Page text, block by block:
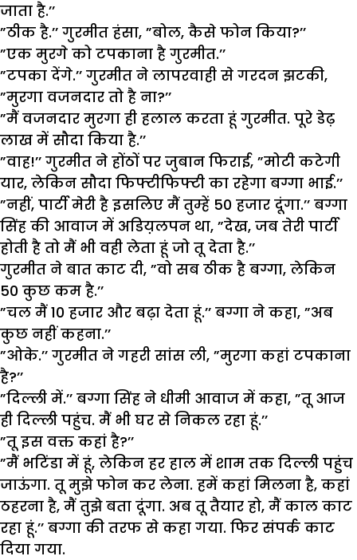
जाता है.’’
”ठीक है.’’ गुरमीत हंसा, ”बोल, कैसे फोन किया?’’
”एक मुरगे को टपकाना है गुरमीत.’’
”टपका देंगे.’’ गुरमीत ने लापरवाही से गरदन झटकी,
”मुरगा वजनदार तो है ना?’’
”मैं वजनदार मुरगा ही हलाल करता हूं गुरमीत. पूरे डेढ़
लाख में सौदा किया है.’’
”वाह!’’ गुरमीत ने होंठों पर जुबान फिराई, ”मोटी कटेगी
यार, लेकिन सौदा फिफ्टीफिफ्टी का रहेगा बग्गा भाई.’’
”नहीं, पार्टी मेरी है इसलिए मैं तुम्हें 50 हजार दूंगा.’’ बग्गा
सिंह की आवाज में अडिय़लपन था, ”देख, जब तेरी पार्टी
होती है तो मैं भी वही लेता हूं जो तू देता है.’’
गुरमीत ने बात काट दी, ”वो सब ठीक है बग्गा, लेकिन
50 कुछ कम है.’’
”चल मैं 10 हजार और बढ़ा देता हूं.’’ बग्गा ने कहा, ”अब
कुछ नहीं कहना.’’
”ओके.’’ गुरमीत ने गहरी सांस ली, ”मुरगा कहां टपकाना
है?’’
”दिल्ली में.’’ बग्गा सिंह ने धीमी आवाज में कहा, ”तू आज
ही दिल्ली पहुंच. मैं भी घर से निकल रहा हूं.’’
”तू इस वक्त कहां है?’’
”मैं भटिंडा में हूं, लेकिन हर हाल में शाम तक दिल्ली पहुंच
जाऊंगा. तू मुझे फोन कर लेना. हमें कहां मिलना है, कहां
ठहरना है, मैं तुझे बता दूंगा. अब तू तैयार हो, मैं काल काट
रहा हूं.’’ बग्गा की तरफ से कहा गया. फिर संपर्क काट
दिया गया.